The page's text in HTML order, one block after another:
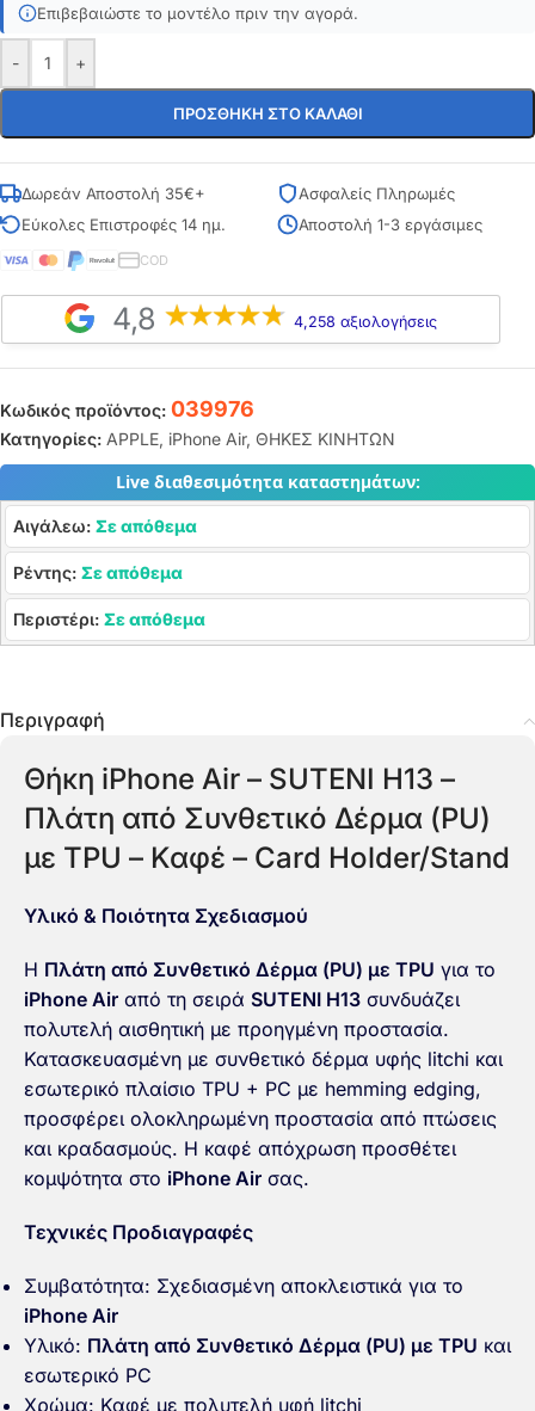
Επιβεβαιώστε το μοντέλο πριν την αγορά.
- +
ΠΡΟΣΘΉΚΗ ΣΤΟ ΚΑΛΆΘΙ
Δωρεάν Αποστολή 35€+
Ασφαλείς Πληρωμές
Εύκολες Επιστροφές 14 ημ.
Αποστολή 1-3 εργάσιμες
COD
4,8 4,258 αξιολογήσεις
Κωδικός προϊόντος: 039976
Κατηγορίες: APPLE, iPhone Air, ΘΗΚΕΣ ΚΙΝΗΤΩΝ
Live διαθεσιμότητα καταστημάτων:
Αιγάλεω: Σε απόθεμα
Ρέντης: Σε απόθεμα
Περιστέρι: Σε απόθεμα
Περιγραφή
Θήκη iPhone Air – SUTENI H13 –
Πλάτη από Συνθετικό Δέρμα (PU)
με TPU – Καφέ – Card Holder/Stand
Υλικό & Ποιότητα Σχεδιασμού
Η Πλάτη από Συνθετικό Δέρμα (PU) με TPU για το
iPhone Air από τη σειρά SUTENI H13 συνδυάζει
πολυτελή αισθητική με προηγμένη προστασία.
Κατασκευασμένη με συνθετικό δέρμα υφής litchi και
εσωτερικό πλαίσιο TPU + PC με hemming edging,
προσφέρει ολοκληρωμένη προστασία από πτώσεις
και κραδασμούς. Η καφέ απόχρωση προσθέτει
κομψότητα στο iPhone Air σας.
Τεχνικές Προδιαγραφές
Συμβατότητα: Σχεδιασμένη αποκλειστικά για το
iPhone Air
Υλικό: Πλάτη από Συνθετικό Δέρμα (PU) με TPU και
εσωτερικό PC
Χρώμα: Καφέ με πολυτελή υφή litchi